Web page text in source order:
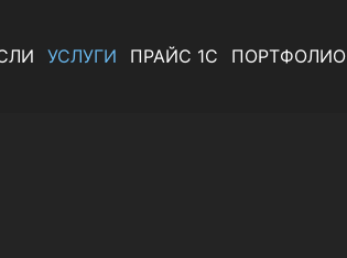
УСЛУГИ ПРАЙС 1С ПОРТФОЛИО